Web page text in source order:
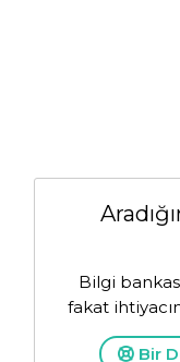
Bilgi
fakat
Bir